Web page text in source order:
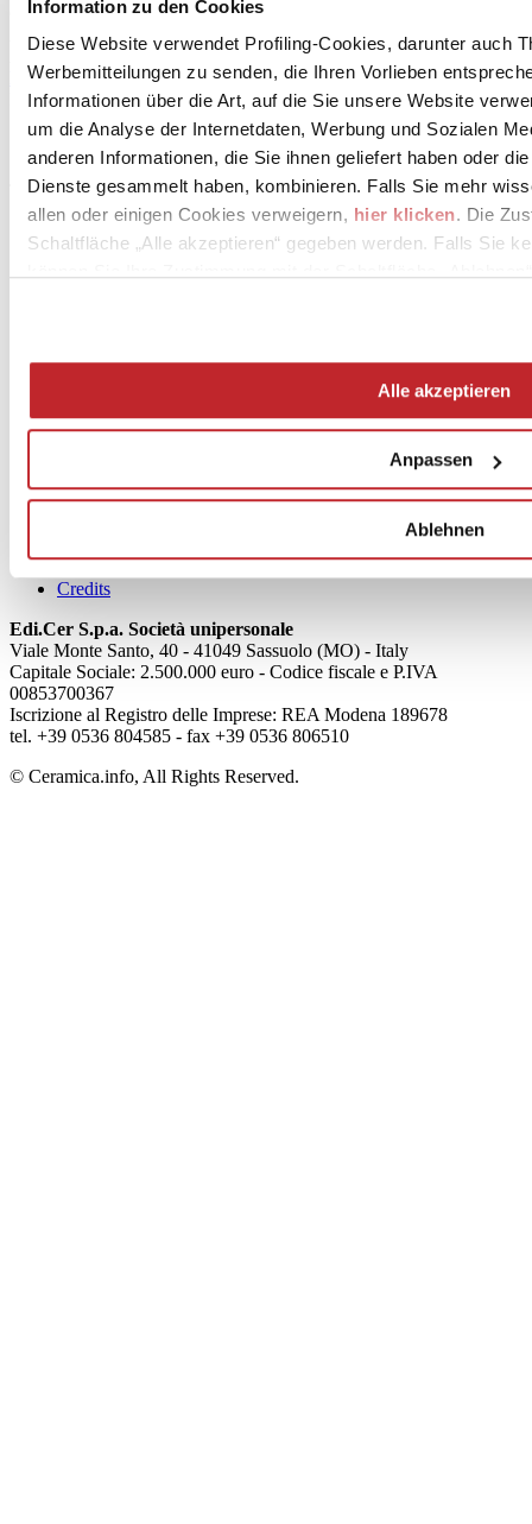
Information zu den Cookies
Diese Website verwendet Profiling-Cookies, darunter auch
Werbemitteilungen zu senden, die Ihren Vorlieben
Informationen über die Art, auf die Sie unsere Website
um die Analyse der Internetdaten, Werbung und Sozialen
anderen Informationen, die Sie ihnen geliefert haben oder
Dienste gesammelt haben, kombinieren. Falls Sie mehr
allen oder einigen Cookies verweigern, hier klicken. Die
Schaltfläche „Alle akzeptieren“ gegeben werden. Falls Sie
Alle akzeptieren
Anpassen
Ablehnen
Gastgewerbes zeigt, um die höchsten Sicherheitsstandards für
Aussteller und Besucher während ihrer Ankunft und ihres
Aufenthalts zu gewährleisten. Eine Anstrengung, die auch durch ein
Manifestsanktioniert wird, das alle Informationen liefert, die in
Echtzeit aktualisiert werden.
Juli 2021
aziende
Über uns
Cookie Policy
Credits
Edi.Cer S.p.a. Società unipersonale
Viale Monte Santo, 40 - 41049 Sassuolo (MO) - Italy
Capitale Sociale: 2.500.000 euro - Codice fiscale e P.IVA
00853700367
Iscrizione al Registro delle Imprese: REA Modena 189678
tel. +39 0536 804585 - fax +39 0536 806510
© Ceramica.info, All Rights Reserved.